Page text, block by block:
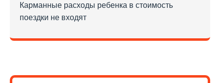
Карманные расходы ребенка в стоимость
поездки не входят